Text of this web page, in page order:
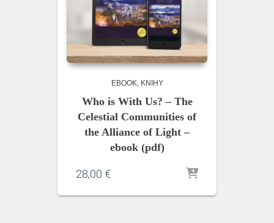
EBOOK KNIHY
Who is With Us? – The
Celestial Communities of
the Alliance of Light –
ebook (pdf)
28,00 €